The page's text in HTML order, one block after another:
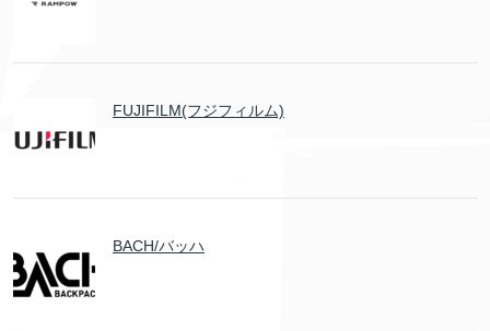
FUJIFILM(フジフィルム)
BACH/バッハ